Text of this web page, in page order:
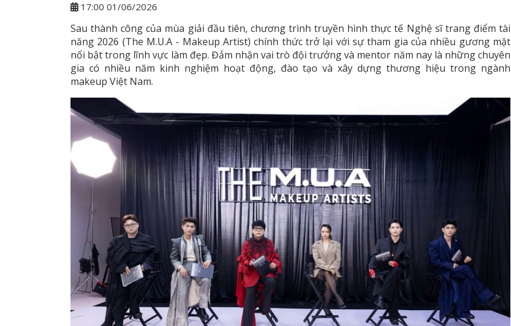
17:00 01/06/2026
Sau thành công của mùa giải đầu tiên, chương trình truyền hình thực tế Nghệ sĩ trang điểm tài
năng 2026 (The M.U.A - Makeup Artist) chính thức trở lại với sự tham gia của nhiều gương mặt
nổi bật trong lĩnh vực làm đẹp. Đảm nhận vai trò đội trưởng và mentor năm nay là những chuyên
gia có nhiều năm kinh nghiệm hoạt động, đào tạo và xây dựng thương hiệu trong ngành
makeup Việt Nam.